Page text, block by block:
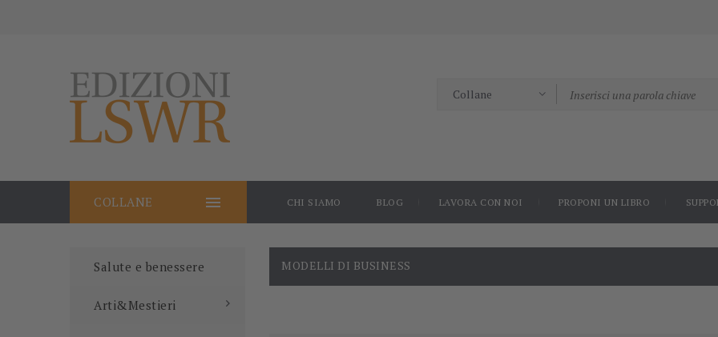

COLLANE CHI SIAMO BLOG LAVORA CON NOI PROPONI UN LIBRO
Salute e benessere
Arti&Mestieri
MODELLI DI BUSINESS